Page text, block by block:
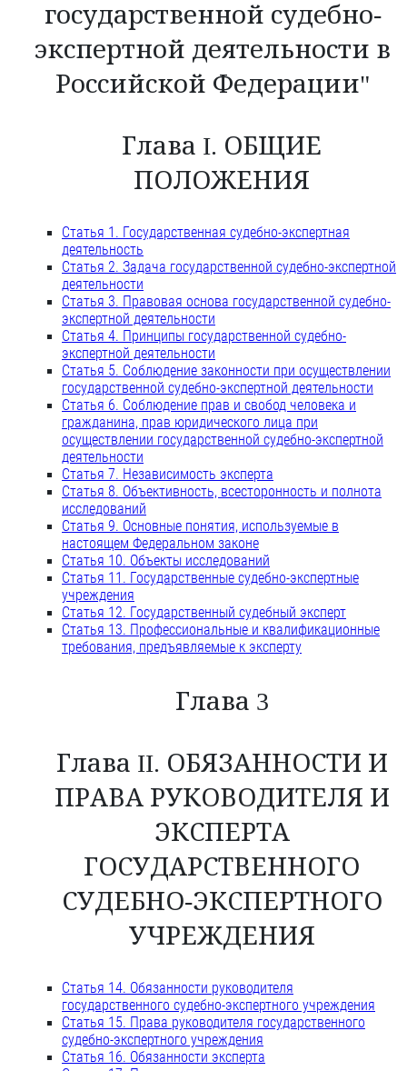
государственной судебно-
экспертной деятельности в
Российской Федерации"
Глава I. ОБЩИЕ
ПОЛОЖЕНИЯ
Статья 1. Государственная судебно-экспертная
деятельность
Статья 2. Задача государственной судебно-экспертной
деятельности
Статья 3. Правовая основа государственной судебно-
экспертной деятельности
Статья 4. Принципы государственной судебно-
экспертной деятельности
Статья 5. Соблюдение законности при осуществлении
государственной судебно-экспертной деятельности
Статья 6. Соблюдение прав и свобод человека и
гражданина, прав юридического лица при
осуществлении государственной судебно-экспертной
деятельности
Статья 7. Независимость эксперта
Статья 8. Объективность, всесторонность и полнота
исследований
Статья 9. Основные понятия, используемые в
настоящем Федеральном законе
Статья 10. Объекты исследований
Статья 11. Государственные судебно-экспертные
учреждения
Статья 12. Государственный судебный эксперт
Статья 13. Профессиональные и квалификационные
требования, предъявляемые к эксперту
Глава 3
Глава II. ОБЯЗАННОСТИ И
ПРАВА РУКОВОДИТЕЛЯ И
ЭКСПЕРТА
ГОСУДАРСТВЕННОГО
СУДЕБНО-ЭКСПЕРТНОГО
УЧРЕЖДЕНИЯ
Статья 14. Обязанности руководителя
государственного судебно-экспертного учреждения
Статья 15. Права руководителя государственного
судебно-экспертного учреждения
Статья 16. Обязанности эксперта